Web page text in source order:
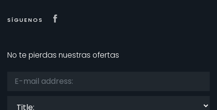
SÍGUENOS
No te pierdas nuestras ofertas